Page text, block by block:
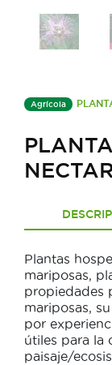
Agrícola
Plantas
mariposas,
propiedades
mariposas,
por
útiles para la
paisaje/